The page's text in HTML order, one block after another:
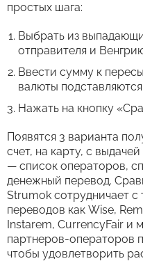
простых шага:
Выбрать из
отправителя и
Ввести сумму к
валюты
Нажать на кнопку
Появятся 3 варианта
счет, на карту, с
— список операторов,
денежный перевод.
Strumok сотрудничает
переводов как Wise,
Instarem, CurrencyFair и
партнеров-операторов
чтобы удовлетворить